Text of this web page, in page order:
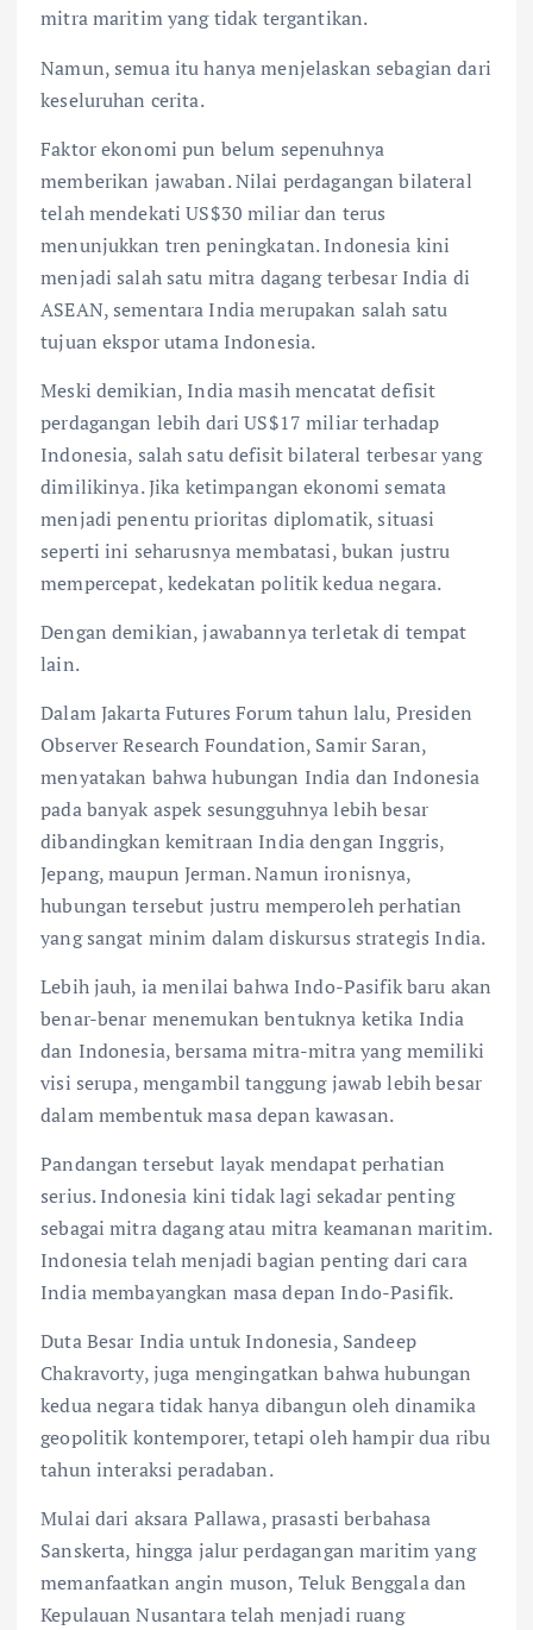
mitra maritim yang tidak tergantikan.
Namun, semua itu hanya menjelaskan sebagian dari
keseluruhan cerita.
Faktor ekonomi pun belum sepenuhnya
memberikan jawaban. Nilai perdagangan bilateral
telah mendekati US$30 miliar dan terus
menunjukkan tren peningkatan. Indonesia kini
menjadi salah satu mitra dagang terbesar India di
ASEAN, sementara India merupakan salah satu
tujuan ekspor utama Indonesia.
Meski demikian, India masih mencatat defisit
perdagangan lebih dari US$17 miliar terhadap
Indonesia, salah satu defisit bilateral terbesar yang
dimilikinya. Jika ketimpangan ekonomi semata
menjadi penentu prioritas diplomatik, situasi
seperti ini seharusnya membatasi, bukan justru
mempercepat, kedekatan politik kedua negara.
Dengan demikian, jawabannya terletak di tempat
lain.
Dalam Jakarta Futures Forum tahun lalu, Presiden
Observer Research Foundation, Samir Saran,
menyatakan bahwa hubungan India dan Indonesia
pada banyak aspek sesungguhnya lebih besar
dibandingkan kemitraan India dengan Inggris,
Jepang, maupun Jerman. Namun ironisnya,
hubungan tersebut justru memperoleh perhatian
yang sangat minim dalam diskursus strategis India.
Lebih jauh, ia menilai bahwa Indo-Pasifik baru akan
benar-benar menemukan bentuknya ketika India
dan Indonesia, bersama mitra-mitra yang memiliki
visi serupa, mengambil tanggung jawab lebih besar
dalam membentuk masa depan kawasan.
Pandangan tersebut layak mendapat perhatian
serius. Indonesia kini tidak lagi sekadar penting
sebagai mitra dagang atau mitra keamanan maritim.
Indonesia telah menjadi bagian penting dari cara
India membayangkan masa depan Indo-Pasifik.
Duta Besar India untuk Indonesia, Sandeep
Chakravorty, juga mengingatkan bahwa hubungan
kedua negara tidak hanya dibangun oleh dinamika
geopolitik kontemporer, tetapi oleh hampir dua ribu
tahun interaksi peradaban.
Mulai dari aksara Pallawa, prasasti berbahasa
Sanskerta, hingga jalur perdagangan maritim yang
memanfaatkan angin muson, Teluk Benggala dan
Kepulauan Nusantara telah menjadi ruang